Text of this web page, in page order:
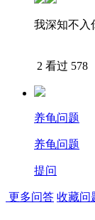
我深知不入
2 看过 578
养龟问题
养龟问题
提问
更多问答 收藏问